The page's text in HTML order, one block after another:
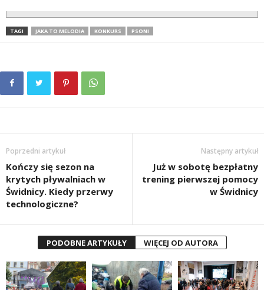
TAGI JAKA TO MELODIA KONKURS PSONI
Poprzedni artykuł
Kończy się sezon na
krytych pływalniach w
Świdnicy. Kiedy przerwy
technologiczne?
Następny artykuł
Już w sobotę bezpłatny
trening pierwszej pomocy
w Świdnicy
PODOBNE ARTYKUŁY WIĘCEJ OD AUTORA